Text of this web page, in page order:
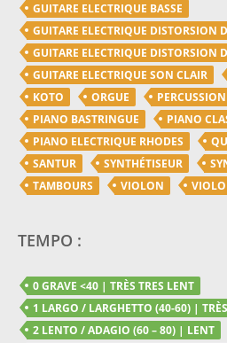
GUITARE ELECTRIQUE BASSE
GUITARE ELECTRIQUE DISTORSION
GUITARE ELECTRIQUE DISTORSION
GUITARE ELECTRIQUE SON CLAIR
KOTO
ORGUE PERCUSSION
PIANO BASTRINGUE
PIANO
PIANO ELECTRIQUE RHODES
SANTUR
SYNTHÉTISEUR
TAMBOURS
VIOLON
TEMPO :
0 GRAVE <40 | TRÈS TRES LENT
1 LARGO / LARGHETTO (40-60) |
2 LENTO / ADAGIO (60 – 80) | LENT